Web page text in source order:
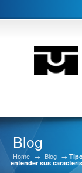
Blog
Home → Blog →
entender sus